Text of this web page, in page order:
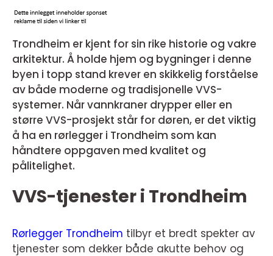
Trondheim er kjent for sin rike historie og vakre
arkitektur. Å holde hjem og bygninger i denne
byen i topp stand krever en skikkelig forståelse
av både moderne og tradisjonelle VVS-
systemer. Når vannkraner drypper eller en
større VVS-prosjekt står for døren, er det viktig
å ha en rørlegger i Trondheim som kan
håndtere oppgaven med kvalitet og
pålitelighet.
VVS-tjenester i Trondheim
Rørlegger Trondheim tilbyr et bredt spekter av
tjenester som dekker både akutte behov og